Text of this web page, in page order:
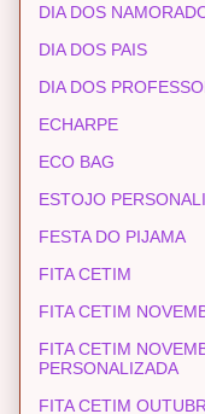
DIA DOS
DIA DOS PAIS
DIA DOS
ECHARPE
ECO BAG
ESTOJO
FESTA DO PIJAMA
FITA CETIM
FITA CETIM
FITA CETIM
PERSONALIZADA
FITA CETIM